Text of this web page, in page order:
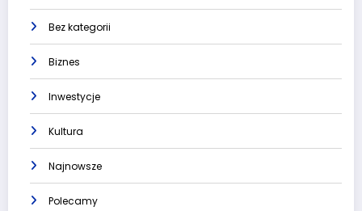
Bez kategorii
Biznes
Inwestycje
Kultura
Najnowsze
Polecamy